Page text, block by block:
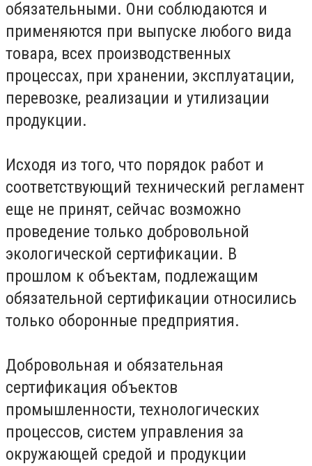
обязательными. Они соблюдаются и
применяются при выпуске любого вида
товара, всех производственных
процессах, при хранении, эксплуатации,
перевозке, реализации и утилизации
продукции.
Исходя из того, что порядок работ и
соответствующий технический регламент
еще не принят, сейчас возможно
проведение только добровольной
экологической сертификации. В
прошлом к объектам, подлежащим
обязательной сертификации относились
только оборонные предприятия.
Добровольная и обязательная
сертификация объектов
промышленности, технологических
процессов, систем управления за
окружающей средой и продукции